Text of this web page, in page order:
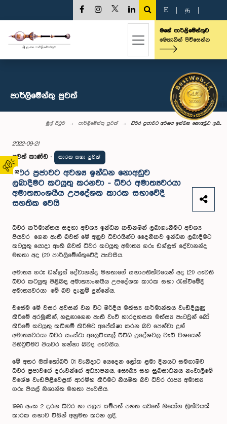
02
E த
මගේ පාර්ලිමේන්තුව
මෙතැනින් පිවිසෙන්න
පාර්ලි‌මේන්තු පුවත්
මුල් පිටුව පාර්ලි‌මේන්තු පුවත් ධීවර ප්‍රජාවට අවශ්‍ය ඉන්ධන නොඅඩුව ලබ...
2022-09-21
පුවත් කාණ්ඩ : කාරක සභා පුවත්
ධීවර ප්‍රජාවට අවශ්‍ය ඉන්ධන නොඅඩුව
ලබාදීමට කටයුතු කරනවා - ධීවර අමාත්‍යවරයා
අමාත්‍යාංශයීය උපදේශක කාරක සභාවේදී
සහතික වෙයි
ධීවර කර්මාන්තය සදහා අවශ්‍ය ඉන්ධන කඩිනමින් ලබාගැනීමට අවශ්‍ය
පියවර ගෙන ඇති බවත් මේ අනුව ධීවරයින්ට දෛනිකව ඉන්ධන ලබාදීමට
කටයුතු යොදා ඇති බවත් ධීවර කටයුතු අමාත්‍ය ගරු ඩග්ලස් දේවානන්ද
මහතා අද (21) පාර්ලිමේන්තුවේදී පැවසීය.
අමාත්‍ය ගරු ඩග්ලස් දේවානන්ද මහතාගේ සභාපතීත්වයෙන් අද (21) පැවති
ධීවර කටයුතු පිළිබඳ අමාත්‍යාංශයීය උපදේශක කාරක සභා රැස්වීමේදී
අමාත්‍යවරයා මේ බව දැනුම් දුන්නේය.
එසේම මේ වසර අවසන් වන විට මිරිදිය මත්ස්‍ය කර්මාන්තය වැඩිදියුණු
කිරීමේ අරමුණින්, හඳුනාගෙන ඇති වැව් හාරදහසක මත්ස්‍ය පැටවුන් බෝ
කිරීමේ කටයුතු කඩිනම් කිරීමට අපේක්ෂා කරන බව පෙන්වා දුන්
අමාත්‍යවරයා ධීවර සංස්ථා අලෙවිසැල් විවිධ ප්‍රදේශවල වැඩි වශයෙන්
පිහිටුවීමට පියවර ගන්නා බවද පැවසීය.
මේ අතර ඔක්තෝබර් 01 වැනිදාට යෙදෙන ලෝක ළමා දිනයට සමගාමීව
ධීවර ප්‍රජාවගේ දරුවන්ගේ අධ්‍යාපනය, සෞඛ්‍ය සහ සුබසාධනය නංවාලීමේ
විශේෂ වැඩපිළිවෙළක් ආරම්භ කිරීමට නියමිත බව ධීවර රාජ්‍ය අමාත්‍ය
ගරු පියල් නිශාන්ත මහතා පැවසීය.
1996 අංක 2 දරන ධීවර හා ජලජ සම්පත් පනත යටතේ නියෝග ත්‍රිත්වයක්
කාරක සභාව විසින් අනුමත කරන ලදී.